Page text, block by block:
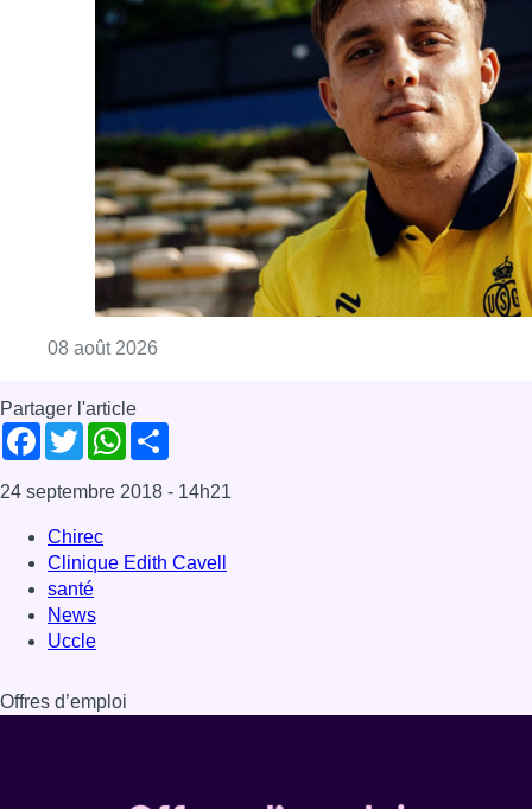
08 août 2026
Partager l'article
Facebook
TwitterWhatsApp
24 septembre 2018 - 14h21
Chirec
Clinique Edith Cavell
santé
News
Uccle
Offres d’emploi